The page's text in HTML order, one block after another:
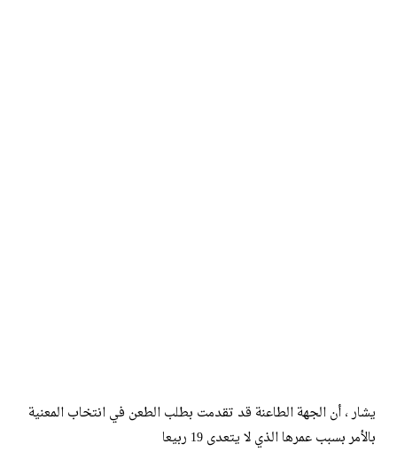
يشار ، أن الجهة الطاعنة قد تقدمت بطلب الطعن في انتخاب المعنية
بالأمر بسبب عمرها الذي لا يتعدى 19 ربيعا